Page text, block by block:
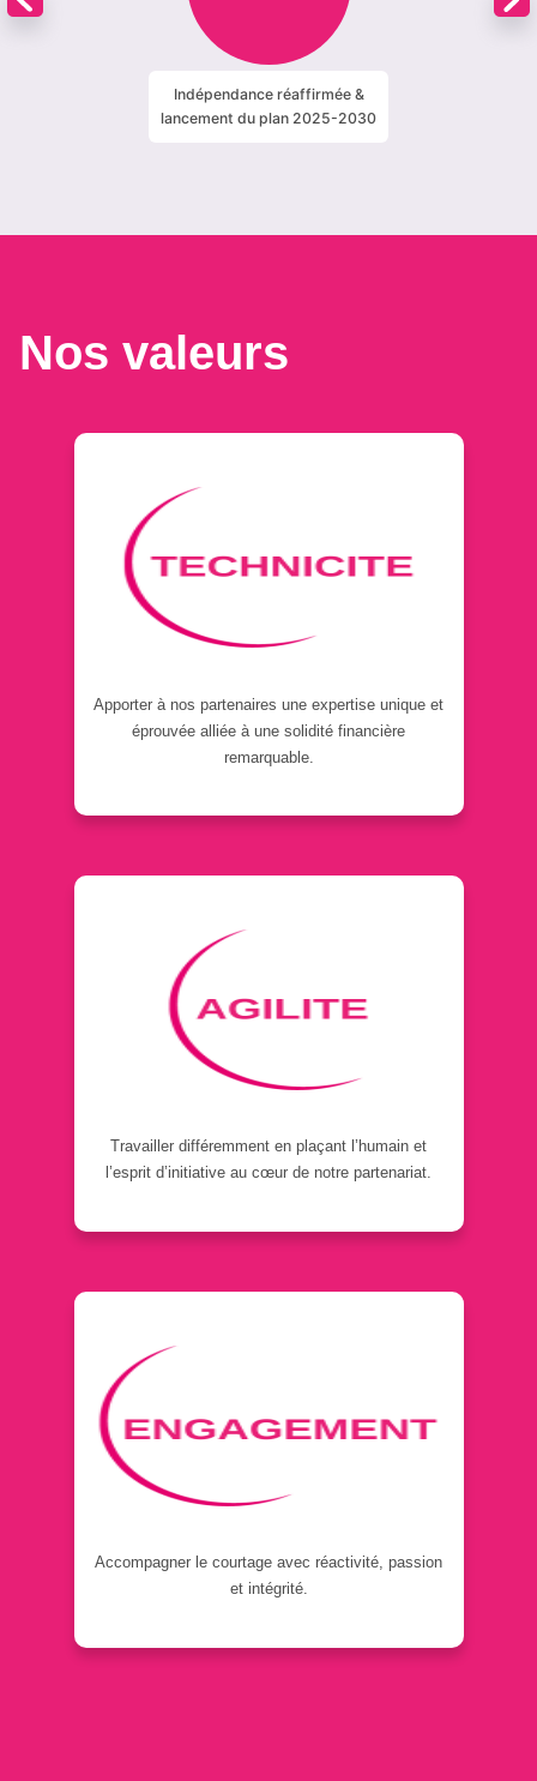
Indépendance réaffirmée &
lancement du plan 2025-2030
Nos valeurs
Apporter à nos partenaires une expertise unique et
éprouvée alliée à une solidité financière
remarquable.
Travailler différemment en plaçant l’humain et
l’esprit d’initiative au cœur de notre partenariat.
Accompagner le courtage avec réactivité, passion
et intégrité.